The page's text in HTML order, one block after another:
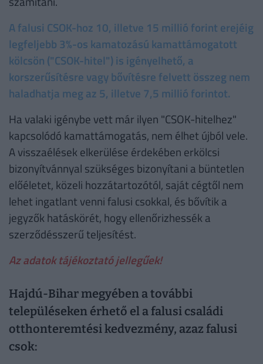
A falusi CSOK-hoz 10, illetve 15 millió forint erejéig
legfeljebb 3%-os kamatozású kamattámogatott
kölcsön ("CSOK-hitel") is igényelhető, a
korszerűsítésre vagy bővítésre felvett összeg nem
haladhatja meg az 5, illetve 7,5 millió forintot.
Ha valaki igénybe vett már ilyen "CSOK-hitelhez"
kapcsolódó kamattámogatás, nem élhet újból vele.
A visszaélések elkerülése érdekében erkölcsi
bizonyítvánnyal szükséges bizonyítani a büntetlen
előéletet, közeli hozzátartozótól, saját cégtől nem
lehet ingatlant venni falusi csokkal, és bővítik a
jegyzők hatáskörét, hogy ellenőrizhessék a
szerződésszerű teljesítést.
Az adatok tájékoztató jellegűek!
Hajdú-Bihar megyében a további
településeken érhető el a falusi családi
otthonteremtési kedvezmény, azaz falusi
csok: